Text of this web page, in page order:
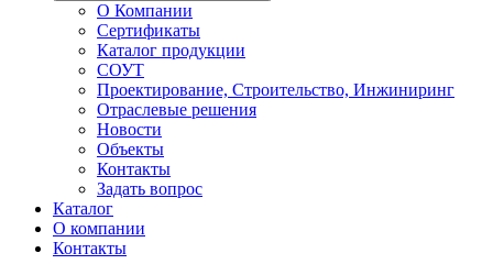
О Компании
Сертификаты
Каталог продукции
СОУТ
Проектирование, Строительство, Инжиниринг
Отраслевые решения
Новости
Объекты
Контакты
Задать вопрос
Каталог
О компании
Контакты